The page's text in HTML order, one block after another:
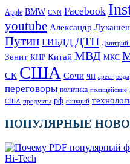
Apple BMW CNN Facebook
youtube Александр
Путин ГИБДД ДТП Дмитрий
Зенит КНР Китай МВД МКС
СК США Сочи ЧП арест вода
переговоры политика полицейские
США продукты рф санкций
ПОПУЛЯРНЫЕ
Hi-Tech